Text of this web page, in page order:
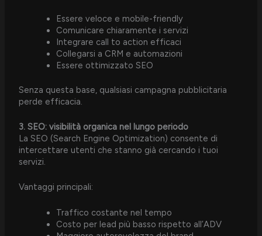
Essere veloce e mobile-friendly
Comunicare chiaramente i servizi
Integrare call to action efficaci
Collegarsi a CRM e automazioni
Essere ottimizzato SEO
Senza questa base, qualsiasi campagna pubblicitaria
perde efficacia.
3. SEO: visibilità organica nel lungo periodo
La SEO (Search Engine Optimization) consente di
intercettare utenti che stanno già cercando i tuoi
servizi.
Vantaggi principali:
Traffico costante nel tempo
Costo per lead più basso rispetto all’ADV